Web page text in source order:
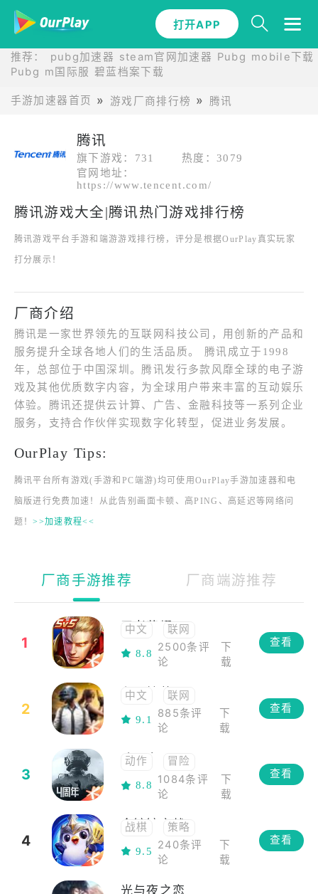
打开APP
推荐： pubg加速器 steam官网加速器 Pubg mobile下载
Pubg m国际服 碧蓝档案下载
手游加速器首页 游戏厂商排行榜 腾讯
腾讯
旗下游戏：731
热度：3079
官网地址：
https://www.tencent.com/
腾讯游戏大全|腾讯热门游戏排行榜
腾讯游戏平台手游和端游游戏排行榜，评分是根据OurPlay真实玩家
打分展示！
厂商介绍
腾讯是一家世界领先的互联网科技公司，用创新的产品和
服务提升全球各地人们的生活品质。 腾讯成立于1998
年，总部位于中国深圳。腾讯发行多款风靡全球的电子游
戏及其他优质数字内容，为全球用户带来丰富的互动娱乐
体验。腾讯还提供云计算、广告、金融科技等一系列企业
服务，支持合作伙伴实现数字化转型，促进业务发展。
OurPlay Tips:
腾讯平台所有游戏(手游和PC端游)均可使用OurPlay手游加速器和电
脑版进行免费加速！从此告别画面卡顿、高PING、高延迟等网络问
题！>>加速教程<<
厂商手游推荐 厂商端游推荐
1
王者荣耀
中文
联网
策略
联机
多人在线
对战
竞技
MOBA
5v5
自走棋
8.8
2500条评
论
下
载
查看
2
和平精英
中文
联网
动作
联机
多人在线
高画质
3D
射击
竞技
枪战
多人竞技
团队合作
第三人称
9.1
885条评
论
下
载
查看
3
暗区突围
动作
冒险
角色扮演
高画质
8.8
1084条评
论
下
载
查看
4
金铲铲之战
战棋
策略
自走棋
9.5
240条评
论
下
载
查看
光与夜之恋